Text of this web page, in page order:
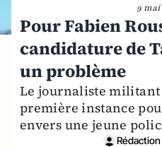
9 mai
Pour Fabien
candidature de
un problème
Le journaliste militant
première instance
envers une jeune